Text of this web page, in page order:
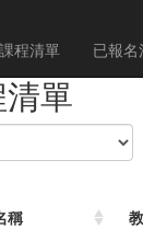
程清單 已報
單
稱